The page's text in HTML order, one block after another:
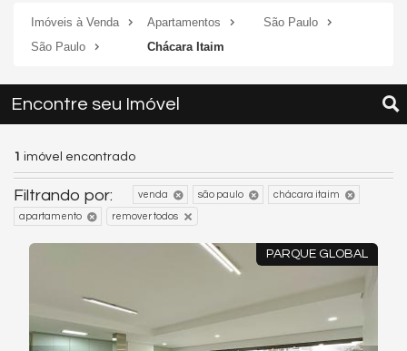
Imóveis à Venda Apartamentos
São Paulo
São Paulo
Chácara Itaim
Encontre seu Imóvel
1 imóvel encontrado
Filtrando por: venda são paulo chácara itaim
apartamento remover todos
PARQUE GLOBAL